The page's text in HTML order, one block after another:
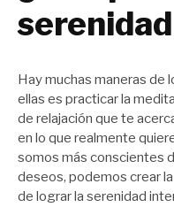
Hay muchas maneras de
ellas es practicar la
de relajación que te
en lo que realmente
somos más conscientes
deseos, podemos crear
de lograr la serenidad